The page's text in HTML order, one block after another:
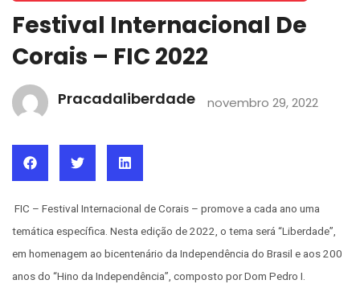
Festival Internacional De
Corais – FIC 2022
Pracadaliberdade novembro 29, 2022
FIC – Festival Internacional de Corais – promove a cada ano uma
temática específica. Nesta edição de 2022, o tema será “Liberdade”,
em homenagem ao bicentenário da Independência do Brasil e aos 200
anos do “Hino da Independência”, composto por Dom Pedro I.